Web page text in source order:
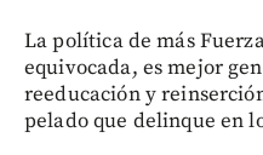
La política de más
equivocada, es mejor
reeducación y
pelado que delinque en